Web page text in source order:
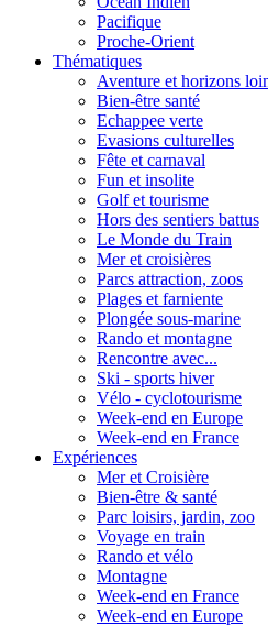
Pacifique
Proche-Orient
Thématiques
Aventure et horizons
Bien-être santé
Echappee verte
Evasions culturelles
Fête et carnaval
Fun et insolite
Golf et tourisme
Hors des sentiers battus
Le Monde du Train
Mer et croisières
Parcs attraction, zoos
Plages et farniente
Plongée sous-marine
Rando et montagne
Rencontre avec...
Ski - sports hiver
Vélo - cyclotourisme
Week-end en Europe
Week-end en France
Expériences
Mer et Croisière
Bien-être & santé
Parc loisirs, jardin, zoo
Voyage en train
Rando et vélo
Montagne
Week-end en France
Week-end en Europe